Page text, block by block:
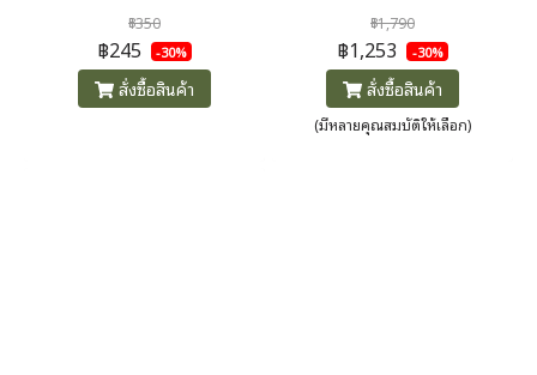
ออกแบบมาเพื่อใช้ในการเดินป่า
หรือกิจกรรมกลางแจ้ง เพื่อสะดวก
ในการพกพาและใช้งานเครื่องปรุง
ต่างๆ โดยเฉพาะในช่วงที่ไปแคมป์
฿350
฿245 -30%
สั่งซื้อสินค้า
พาสะดวก น้ำหนักเบาเพียง 289g.
฿1,790
฿1,253 -30%
สั่งซื้อสินค้า
(มีหลายคุณสมบัติให้เลือก)